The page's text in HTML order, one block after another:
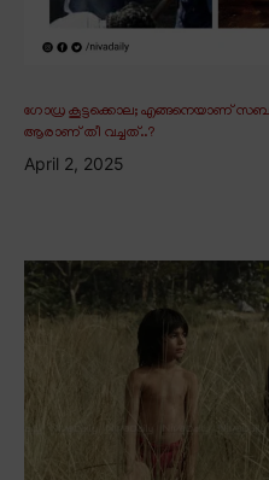
ഗോധ്ര കൂട്ടക്കൊല; എങ്ങനെയാണ്
ആരാണ് തീ വച്ചത്..?
April 2, 2025